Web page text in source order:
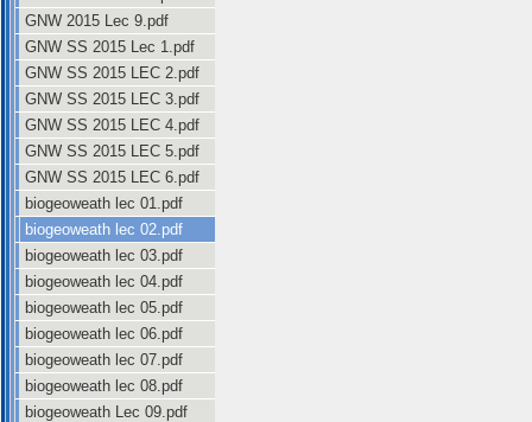
GNW 2015 Lec 9.pdf
GNW SS 2015 Lec 1.pdf
GNW SS 2015 LEC 2.pdf
GNW SS 2015 LEC 3.pdf
GNW SS 2015 LEC 4.pdf
GNW SS 2015 LEC 5.pdf
GNW SS 2015 LEC 6.pdf
biogeoweath lec 01.pdf
biogeoweath lec 02.pdf
biogeoweath lec 03.pdf
biogeoweath lec 04.pdf
biogeoweath lec 05.pdf
biogeoweath lec 06.pdf
biogeoweath lec 07.pdf
biogeoweath lec 08.pdf
biogeoweath Lec 09.pdf